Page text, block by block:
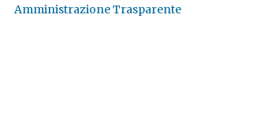
Amministrazione Trasparente